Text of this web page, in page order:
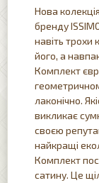
Нова
бренду
навіть трохи
його, а
Комплект
лаконічно.
викликає
своєю
найкращі
Комплект
сатину. Це